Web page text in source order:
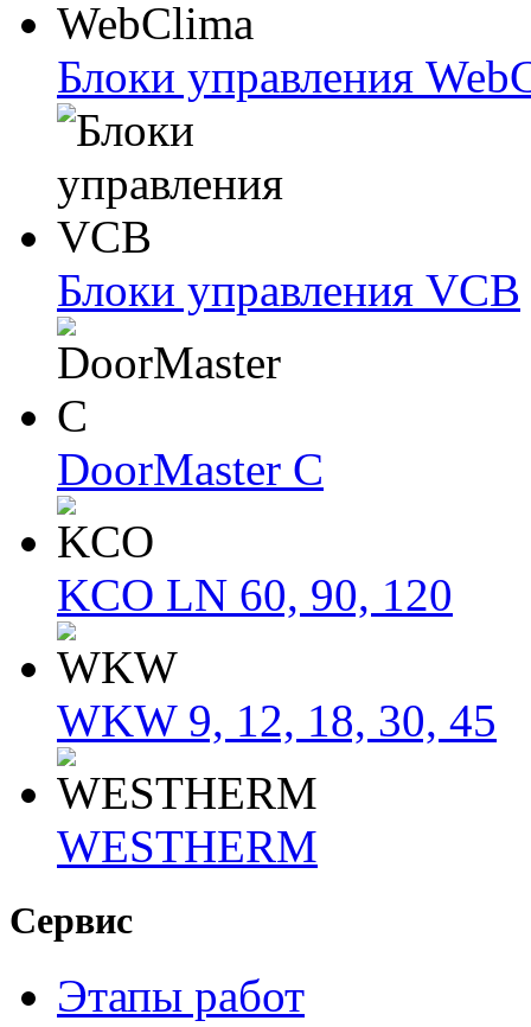
Блоки упрaвлeния
Блоки упрaвлeния VCB
DoorMaster C
KCO LN 60, 90, 120
WKW 9, 12, 18, 30, 45
WESTHERM
Сервис
Этапы работ